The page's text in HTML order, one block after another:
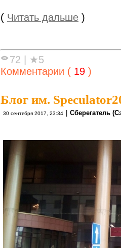
( Читать дальше )
72
★5
Комментарии ( 19 )
Блог им.
30 сентября 2017, 23:34 Сберегатель